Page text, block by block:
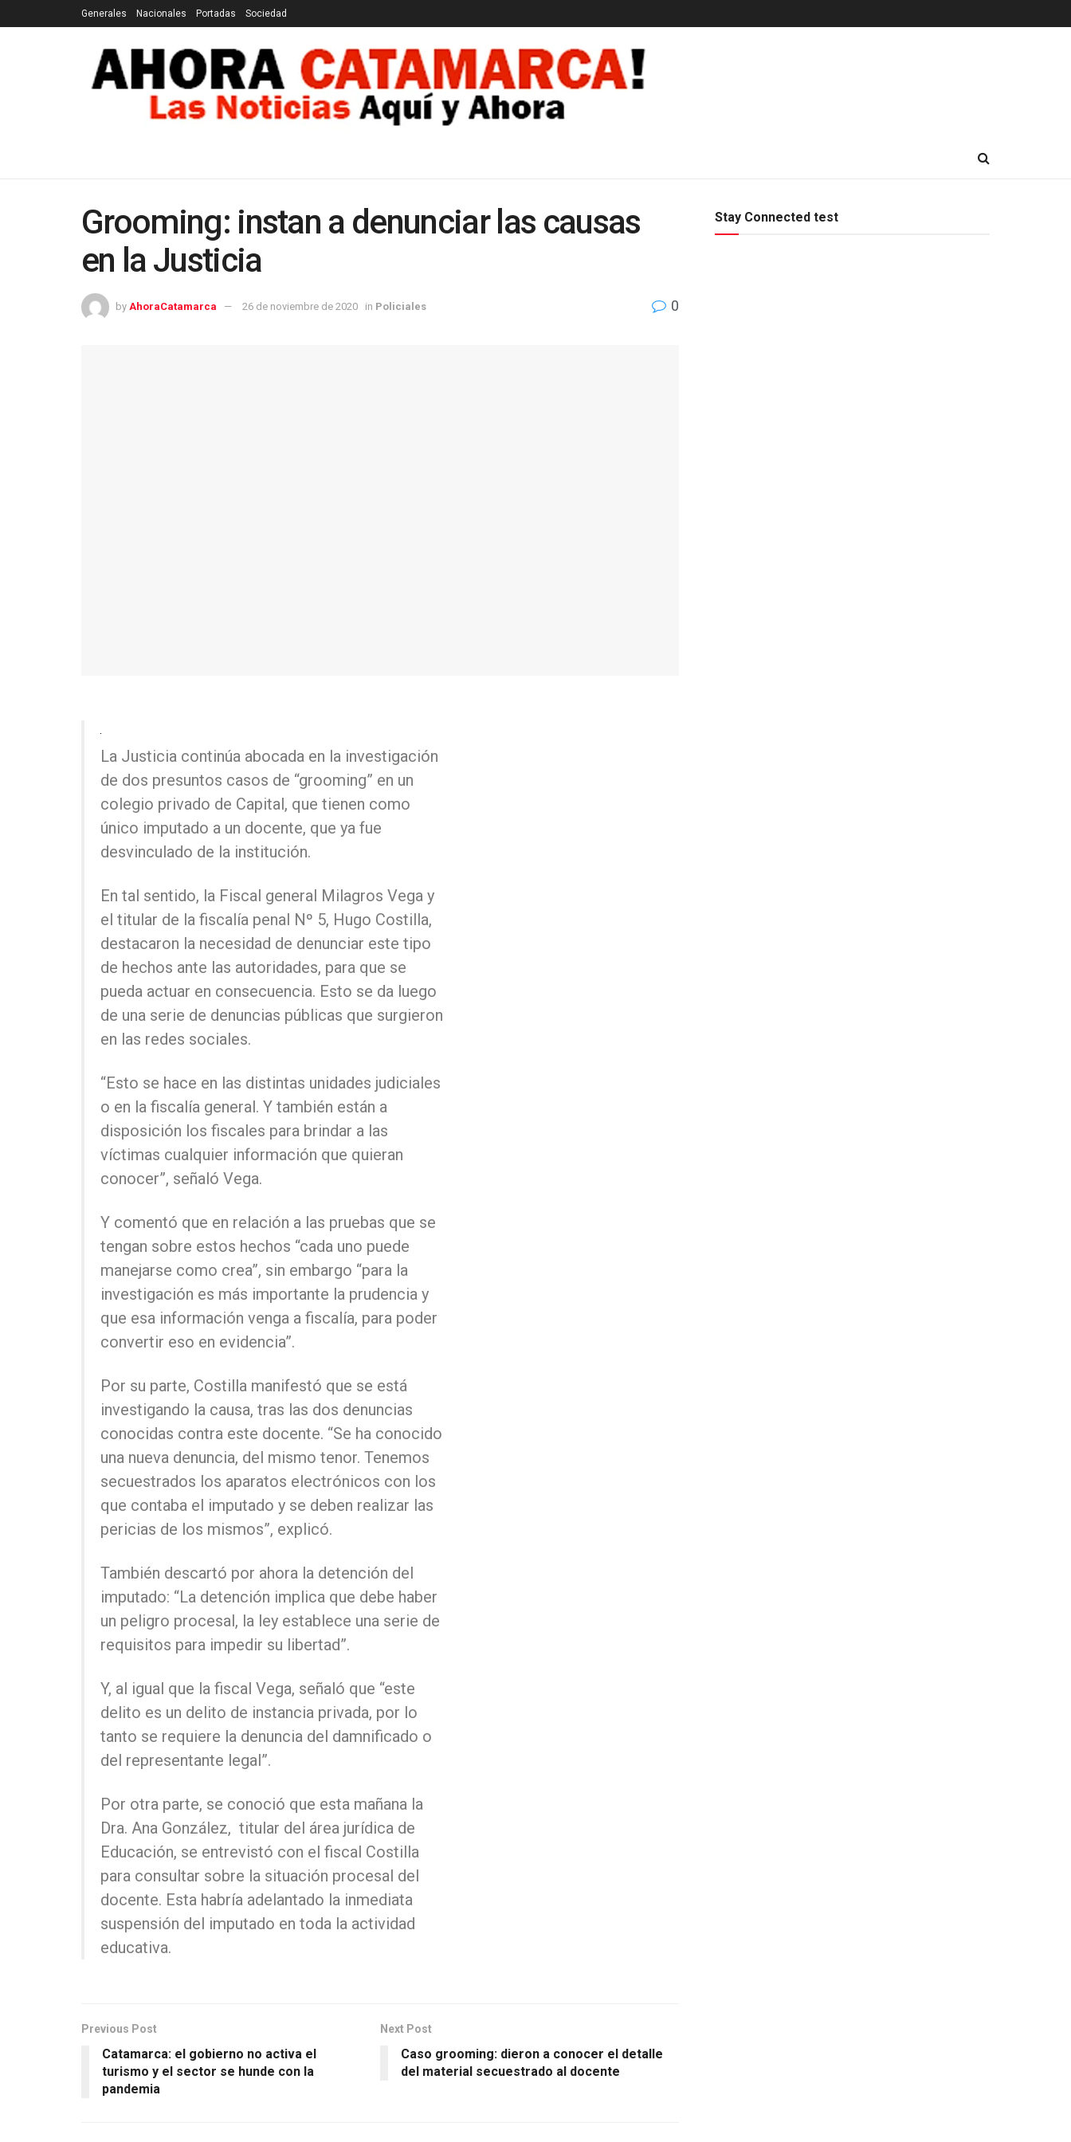
Generales Nacionales Portadas Sociedad
Grooming: instan a denunciar las causas
en la Justicia
by AhoraCatamarca 26 de noviembre de 2020 in Policiales 0
La Justicia continúa abocada en la investigación
de dos presuntos casos de “grooming” en un
colegio privado de Capital, que tienen como
único imputado a un docente, que ya fue
desvinculado de la institución.
En tal sentido, la Fiscal general Milagros Vega y
el titular de la fiscalía penal Nº 5, Hugo Costilla,
destacaron la necesidad de denunciar este tipo
de hechos ante las autoridades, para que se
pueda actuar en consecuencia. Esto se da luego
de una serie de denuncias públicas que surgieron
en las redes sociales.
“Esto se hace en las distintas unidades judiciales
o en la fiscalía general. Y también están a
disposición los fiscales para brindar a las
víctimas cualquier información que quieran
conocer”, señaló Vega.
Y comentó que en relación a las pruebas que se
tengan sobre estos hechos “cada uno puede
manejarse como crea”, sin embargo “para la
investigación es más importante la prudencia y
que esa información venga a fiscalía, para poder
convertir eso en evidencia”.
Por su parte, Costilla manifestó que se está
investigando la causa, tras las dos denuncias
conocidas contra este docente. “Se ha conocido
una nueva denuncia, del mismo tenor. Tenemos
secuestrados los aparatos electrónicos con los
que contaba el imputado y se deben realizar las
pericias de los mismos”, explicó.
También descartó por ahora la detención del
imputado: “La detención implica que debe haber
un peligro procesal, la ley establece una serie de
requisitos para impedir su libertad”.
Y, al igual que la fiscal Vega, señaló que “este
delito es un delito de instancia privada, por lo
tanto se requiere la denuncia del damnificado o
del representante legal”.
Por otra parte, se conoció que esta mañana la
Dra. Ana González, titular del área jurídica de
Educación, se entrevistó con el fiscal Costilla
para consultar sobre la situación procesal del
docente. Esta habría adelantado la inmediata
suspensión del imputado en toda la actividad
educativa.
Previous Post
Catamarca: el gobierno no activa el
turismo y el sector se hunde con la
pandemia
Next Post
Caso grooming: dieron a conocer el detalle
del material secuestrado al docente
Stay Connected test